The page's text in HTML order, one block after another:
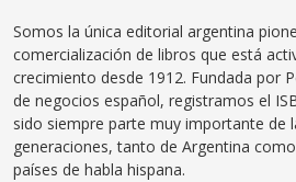
Somos la única editorial argentina
comercialización de libros que está
crecimiento desde 1912. Fundada por
de negocios español, registramos el
sido siempre parte muy importante de
generaciones, tanto de Argentina
países de habla hispana.